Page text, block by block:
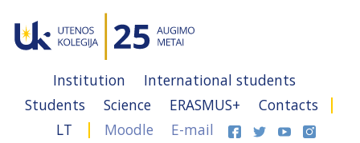
Institution
International students
Students
Science ERASMUS+
Contacts
LT
Moodle E-mail